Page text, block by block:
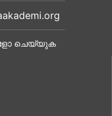
ചെയ്യുക